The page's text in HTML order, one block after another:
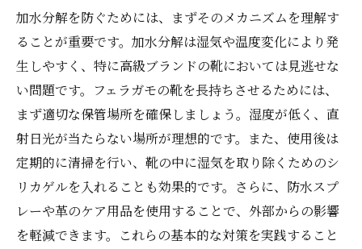
加水分解を防ぐためには、まずそのメカニズムを理解す
ることが重要です。加水分解は湿気や温度変化により発
生しやすく、特に高級ブランドの靴においては見逃せな
い問題です。フェラガモの靴を長持ちさせるためには、
まず適切な保管場所を確保しましょう。湿度が低く、直
射日光が当たらない場所が理想的です。また、使用後は
定期的に清掃を行い、靴の中に湿気を取り除くためのシ
リカゲルを入れることも効果的です。さらに、防水スプ
レーや革のケア用品を使用することで、外部からの影響
を軽減できます。これらの基本的な対策を実践すること